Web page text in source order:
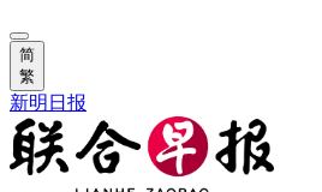
简
繁
新明日报